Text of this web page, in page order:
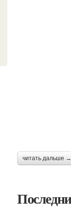
читать дальше →